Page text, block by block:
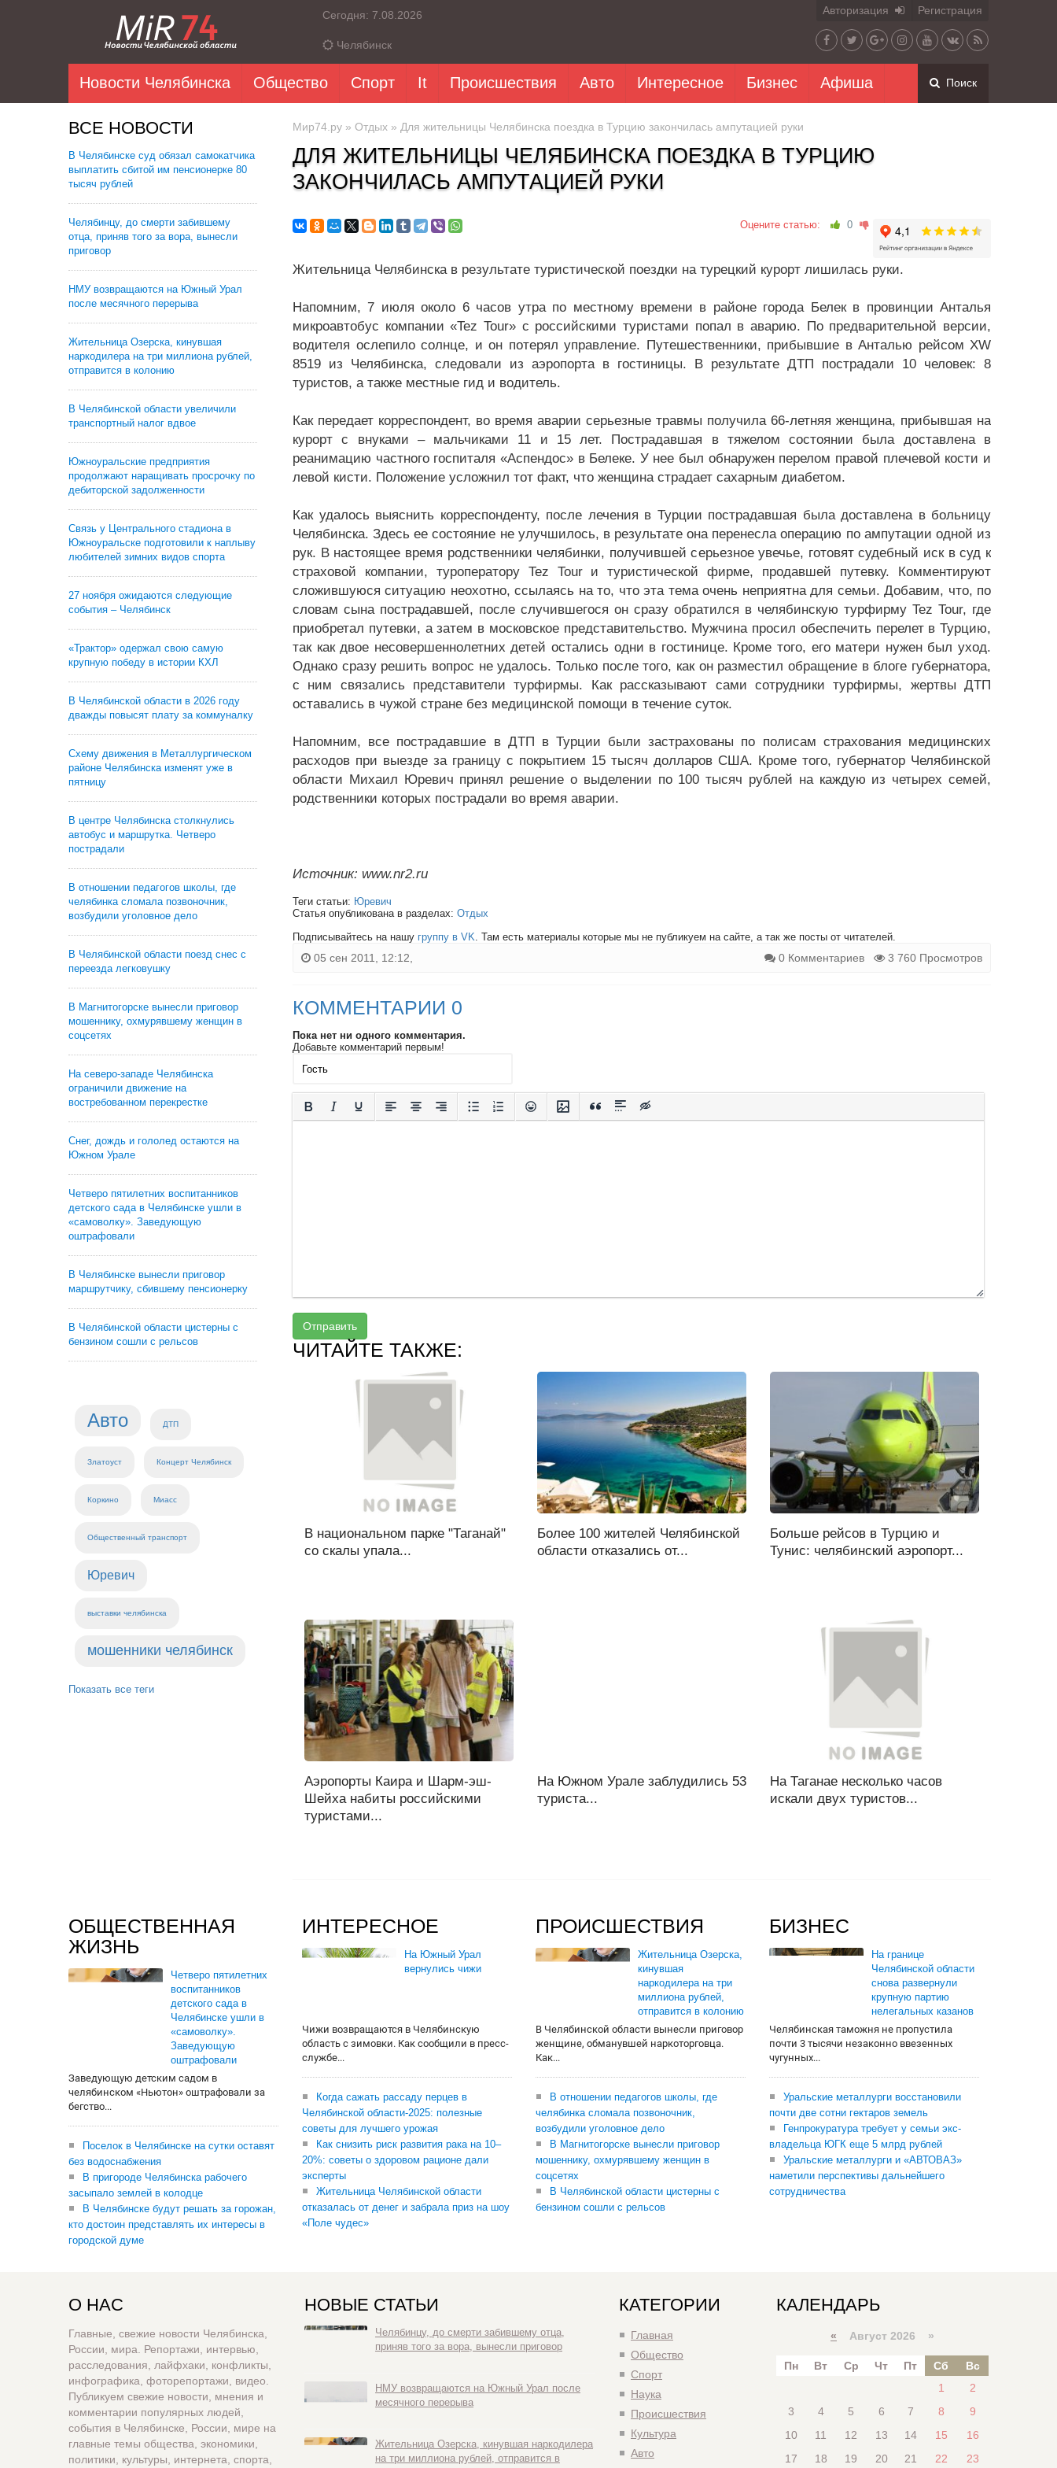
Сегодня: 7.08.2026
Челябинск
Авторизация Регистрация
Новости Челябинска Общество Спорт It Происшествия Авто Интересное Бизнес Афиша Поиск
ВСЕ НОВОСТИ
В Челябинске суд обязал самокатчика
выплатить сбитой им пенсионерке 80
тысяч рублей
Челябинцу, до смерти забившему
отца, приняв того за вора, вынесли
приговор
НМУ возвращаются на Южный Урал
после месячного перерыва
Жительница Озерска, кинувшая
наркодилера на три миллиона рублей,
отправится в колонию
В Челябинской области увеличили
транспортный налог вдвое
Южноуральские предприятия
продолжают наращивать просрочку по
дебиторской задолженности
Связь у Центрального стадиона в
Южноуральске подготовили к наплыву
любителей зимних видов спорта
27 ноября ожидаются следующие
события – Челябинск
«Трактор» одержал свою самую
крупную победу в истории КХЛ
В Челябинской области в 2026 году
дважды повысят плату за коммуналку
Схему движения в Металлургическом
районе Челябинска изменят уже в
пятницу
В центре Челябинска столкнулись
автобус и маршрутка. Четверо
пострадали
В отношении педагогов школы, где
челябинка сломала позвоночник,
возбудили уголовное дело
В Челябинской области поезд снес с
переезда легковушку
В Магнитогорске вынесли приговор
мошеннику, охмурявшему женщин в
соцсетях
На северо-западе Челябинска
ограничили движение на
востребованном перекрестке
Снег, дождь и гололед остаются на
Южном Урале
Четверо пятилетних воспитанников
детского сада в Челябинске ушли в
«самоволку». Заведующую
оштрафовали
В Челябинске вынесли приговор
маршрутчику, сбившему пенсионерку
В Челябинской области цистерны с
бензином сошли с рельсов
Авто ДТП
Златоуст Концерт Челябинск
Коркино Миасс
Общественный транспорт
Юревич
выставки челябинска
мошенники челябинск
Показать все теги
Мир74.ру » Отдых » Для жительницы Челябинска поездка в Турцию закончилась ампутацией руки
ДЛЯ ЖИТЕЛЬНИЦЫ ЧЕЛЯБИНСКА ПОЕЗДКА В ТУРЦИЮ
ЗАКОНЧИЛАСЬ АМПУТАЦИЕЙ РУКИ
Оцените статью: 0
Жительница Челябинска в результате туристической поездки на турецкий курорт лишилась руки.
Напомним, 7 июля около 6 часов утра по местному времени в районе города Белек в провинции Анталья
микроавтобус компании «Tez Tour» с российскими туристами попал в аварию. По предварительной версии,
водителя ослепило солнце, и он потерял управление. Путешественники, прибывшие в Анталью рейсом XW
8519 из Челябинска, следовали из аэропорта в гостиницы. В результате ДТП пострадали 10 человек: 8
туристов, а также местные гид и водитель.
Как передает корреспондент, во время аварии серьезные травмы получила 66-летняя женщина, прибывшая на
курорт с внуками – мальчиками 11 и 15 лет. Пострадавшая в тяжелом состоянии была доставлена в
реанимацию частного госпиталя «Аспендос» в Белеке. У нее был обнаружен перелом правой плечевой кости и
левой кисти. Положение усложнил тот факт, что женщина страдает сахарным диабетом.
Как удалось выяснить корреспонденту, после лечения в Турции пострадавшая была доставлена в больницу
Челябинска. Здесь ее состояние не улучшилось, в результате она перенесла операцию по ампутации одной из
рук. В настоящее время родственники челябинки, получившей серьезное увечье, готовят судебный иск в суд к
страховой компании, туроператору Tez Tour и туристической фирме, продавшей путевку. Комментируют
сложившуюся ситуацию неохотно, ссылаясь на то, что эта тема очень неприятна для семьи. Добавим, что, по
словам сына пострадавшей, после случившегося он сразу обратился в челябинскую турфирму Tez Tour, где
приобретал путевки, а затем в московское представительство. Мужчина просил обеспечить перелет в Турцию,
так как двое несовершеннолетних детей остались одни в гостинице. Кроме того, его матери нужен был уход.
Однако сразу решить вопрос не удалось. Только после того, как он разместил обращение в блоге губернатора,
с ним связались представители турфирмы. Как рассказывают сами сотрудники турфирмы, жертвы ДТП
оставались в чужой стране без медицинской помощи в течение суток.
Напомним, все пострадавшие в ДТП в Турции были застрахованы по полисам страхования медицинских
расходов при выезде за границу с покрытием 15 тысяч долларов США. Кроме того, губернатор Челябинской
области Михаил Юревич принял решение о выделении по 100 тысяч рублей на каждую из четырех семей,
родственники которых пострадали во время аварии.
Источник: www.nr2.ru
Теги статьи: Юревич
Статья опубликована в разделах: Отдых
Подписывайтесь на нашу группу в VK. Там есть материалы которые мы не публикуем на сайте, а так же посты от читателей.
05 сен 2011, 12:12, 0 Комментариев 3 760 Просмотров
КОММЕНТАРИИ 0
Пока нет ни одного комментария.
Добавьте комментарий первым!
Отправить
ЧИТАЙТЕ ТАКЖЕ:
В национальном парке "Таганай"
со скалы упала...
Более 100 жителей Челябинской
области отказались от...
Больше рейсов в Турцию и
Тунис: челябинский аэропорт...
Аэропорты Каира и Шарм-эш-
Шейха набиты российскими
туристами...
На Южном Урале заблудились 53
туриста...
На Таганае несколько часов
искали двух туристов...
ОБЩЕСТВЕННАЯ
ЖИЗНЬ
Четверо пятилетних
воспитанников
детского сада в
Челябинске ушли в
«самоволку».
Заведующую
оштрафовали
Заведующую детским садом в
челябинском «Ньютон» оштрафовали за
бегство...
Поселок в Челябинске на сутки оставят
без водоснабжения
В пригороде Челябинска рабочего
засыпало землей в колодце
В Челябинске будут решать за горожан,
кто достоин представлять их интересы в
городской думе
ИНТЕРЕСНОЕ
На Южный Урал
вернулись чижи
Чижи возвращаются в Челябинскую
область с зимовки. Как сообщили в пресс-
службе...
Когда сажать рассаду перцев в
Челябинской области-2025: полезные
советы для лучшего урожая
Как снизить риск развития рака на 10–
20%: советы о здоровом рационе дали
эксперты
Жительница Челябинской области
отказалась от денег и забрала приз на шоу
«Поле чудес»
ПРОИСШЕСТВИЯ
Жительница Озерска,
кинувшая
наркодилера на три
миллиона рублей,
отправится в колонию
В Челябинской области вынесли приговор
женщине, обманувшей наркоторговца.
Как...
В отношении педагогов школы, где
челябинка сломала позвоночник,
возбудили уголовное дело
В Магнитогорске вынесли приговор
мошеннику, охмурявшему женщин в
соцсетях
В Челябинской области цистерны с
бензином сошли с рельсов
БИЗНЕС
На границе
Челябинской области
снова развернули
крупную партию
нелегальных казанов
Челябинская таможня не пропустила
почти 3 тысячи незаконно ввезенных
чугунных...
Уральские металлурги восстановили
почти две сотни гектаров земель
Генпрокуратура требует у семьи экс-
владельца ЮГК еще 5 млрд рублей
Уральские металлурги и «АВТОВАЗ»
наметили перспективы дальнейшего
сотрудничества
О НАС
Главные, свежие новости Челябинска,
России, мира. Репортажи, интервью,
расследования, лайфхаки, конфликты,
инфографика, фоторепортажи, видео.
Публикуем свежие новости, мнения и
комментарии популярных людей,
события в Челябинске, России, мире на
главные темы общества, экономики,
политики, культуры, интернета, спорта,
НОВЫЕ СТАТЬИ
Челябинцу, до смерти забившему отца,
приняв того за вора, вынесли приговор
НМУ возвращаются на Южный Урал после
месячного перерыва
Жительница Озерска, кинувшая наркодилера
на три миллиона рублей, отправится в
КАТЕГОРИИ
Главная
Общество
Спорт
Наука
Происшествия
Культура
Авто
КАЛЕНДАРЬ
« Август 2026 »
Пн Вт Ср Чт Пт Сб
Вс
1
2
3
4 5 6 7 8
9
10
11 12 13 14 15
16
17
18 19 20 21 22 23